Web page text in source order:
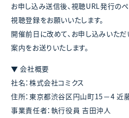
お申し込み送信後、視聴URL発行の
視聴登録をお願いいたします。
開催前日に改めて、お申し込みいた
案内をお送りいたします。
▼ 会社概要
社名：株式会社コミクス
住所：東京都渋谷区円山町15－4 近
事業責任者：執行役員 吉田沖人